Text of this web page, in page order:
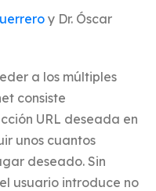
y Dr. Óscar
a los múltiples
consiste
URL deseada en
unos cuantos
deseado. Sin
usuario introduce no